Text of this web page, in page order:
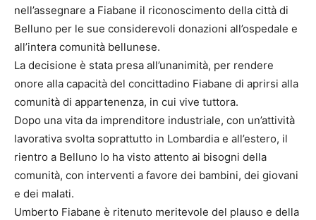
nell’assegnare a Fiabane il riconoscimento della città di
Belluno per le sue considerevoli donazioni all’ospedale e
all’intera comunità bellunese.
La decisione è stata presa all’unanimità, per rendere
onore alla capacità del concittadino Fiabane di aprirsi alla
comunità di appartenenza, in cui vive tuttora.
Dopo una vita da imprenditore industriale, con un’attività
lavorativa svolta soprattutto in Lombardia e all’estero, il
rientro a Belluno lo ha visto attento ai bisogni della
comunità, con interventi a favore dei bambini, dei giovani
e dei malati.
Umberto Fiabane è ritenuto meritevole del plauso e della